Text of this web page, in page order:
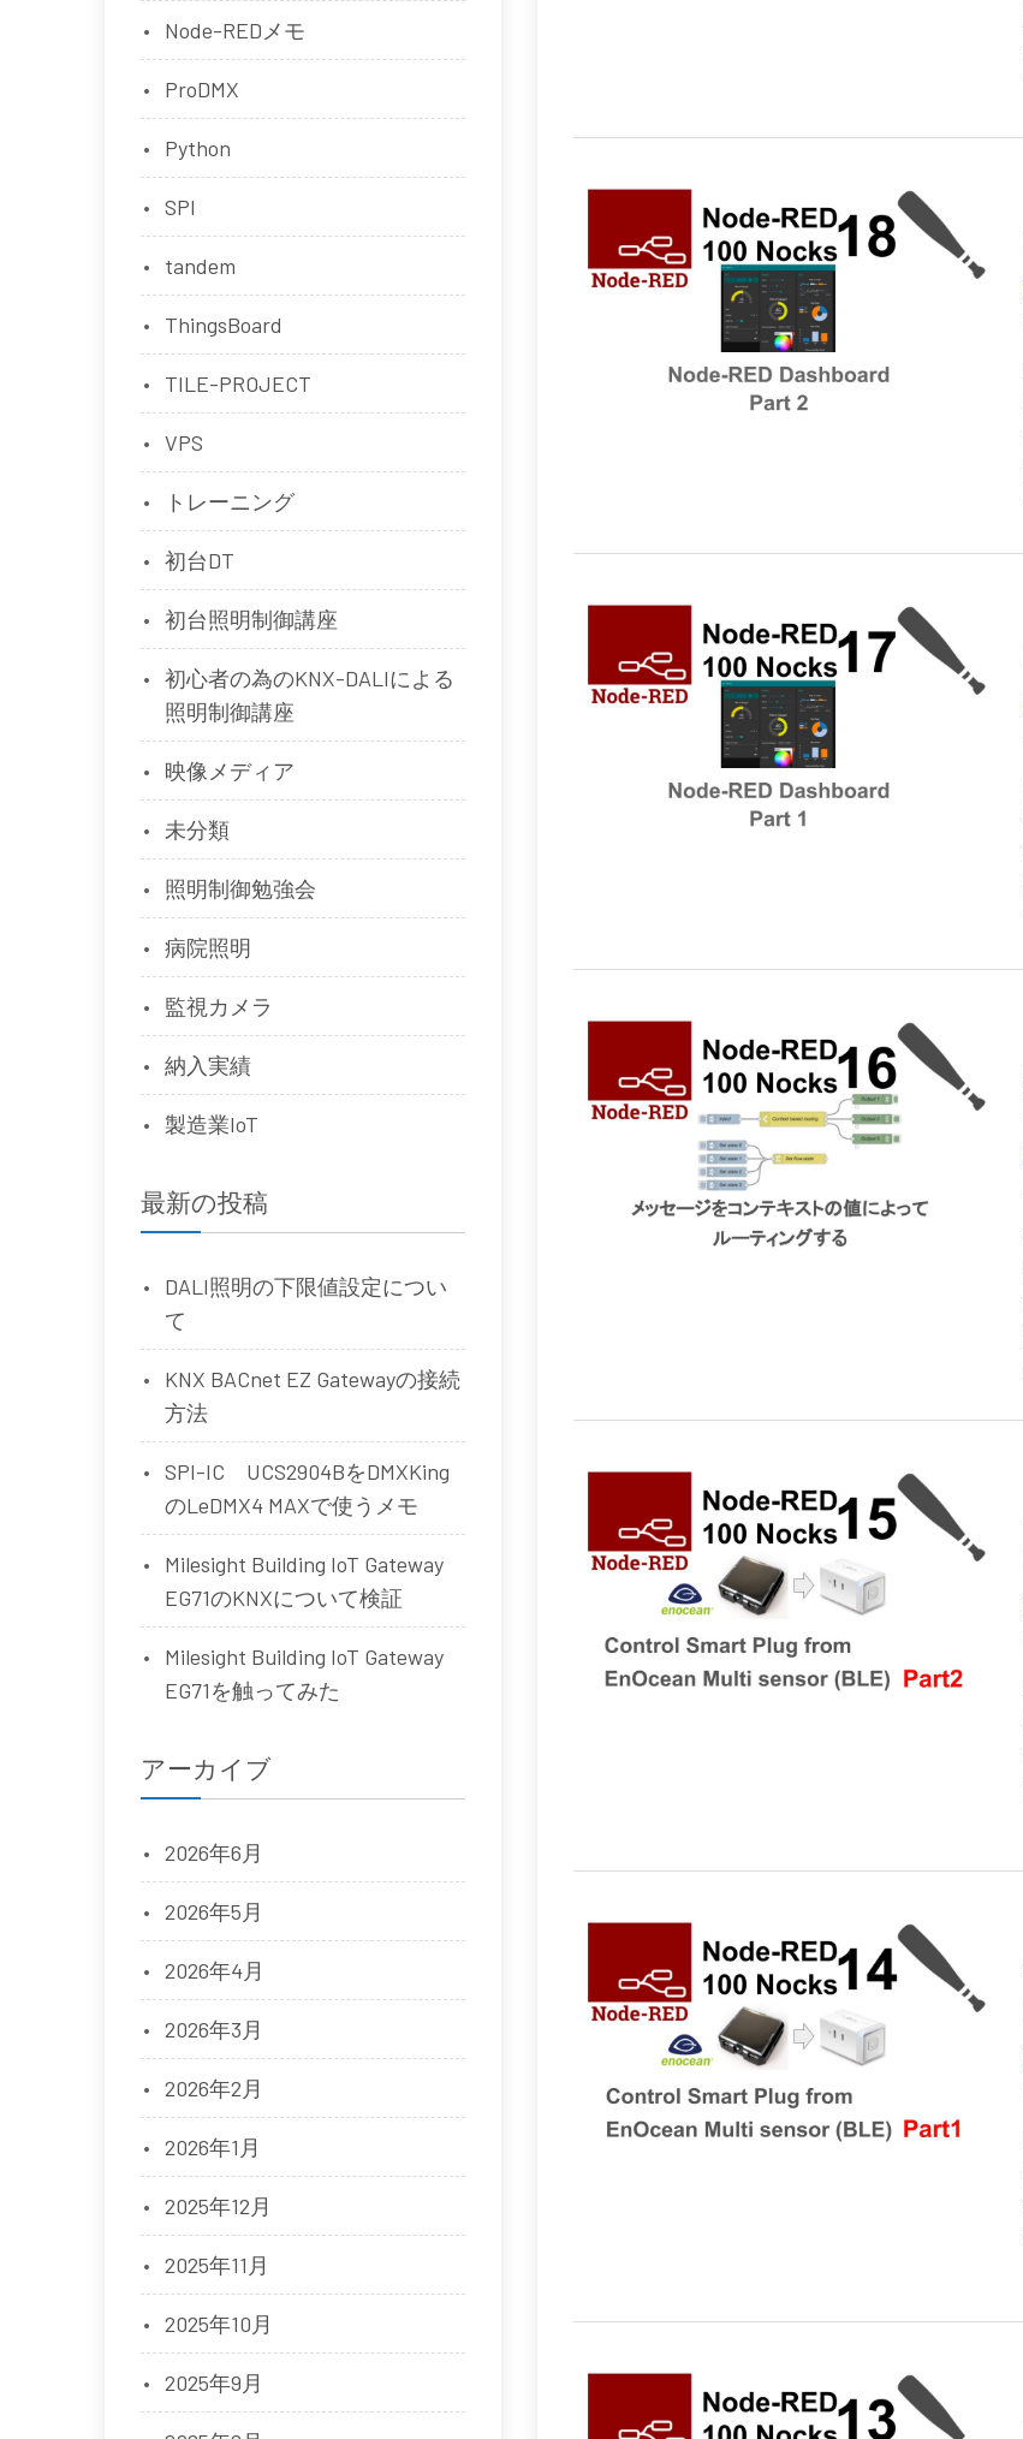
Node-REDメモ
ProDMX
Python
SPI
tandem
ThingsBoard
TILE-PROJECT
VPS
トレーニング
初台DT
初台照明制御講座
初心者の為のKNX-DALIによる
照明制御講座
映像メディア
未分類
照明制御勉強会
病院照明
監視カメラ
納入実績
製造業IoT
最新の投稿
DALI照明の下限値設定につい
て
KNX BACnet EZ Gatewayの接続
方法
SPI-IC UCS2904BをDMXKing
のLeDMX4 MAXで使うメモ
Milesight Building IoT Gateway
EG71のKNXについて検証
Milesight Building IoT Gateway
EG71を触ってみた
アーカイブ
2026年6月
2026年5月
2026年4月
2026年3月
2026年2月
2026年1月
2025年12月
2025年11月
2025年10月
2025年9月